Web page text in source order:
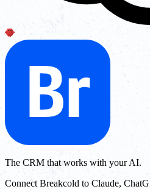
The CRM that works with your AI.
Connect Breakcold to Claude,